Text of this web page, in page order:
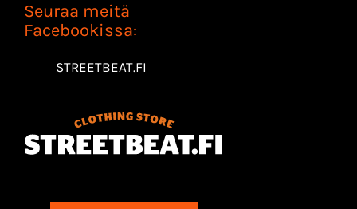
Seuraa meitä
Facebookissa:
STREETBEAT.FI